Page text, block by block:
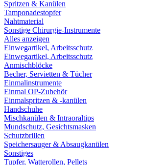
Spritzen & Kanülen
Tamponadestopfer
Nahtmaterial
Sonstige Chirurgie-Instrumente
Alles anzeigen
Einwegartikel, Arbeitsschutz
Einwegartikel, Arbeitsschutz
Anmischblöcke
Becher, Servietten & Tücher
Einmalinstrumente
Einmal OP-Zubehör
Einmalspritzen & -kanülen
Handschuhe
Mischkanülen & Intraoraltips
Mundschutz, Gesichtsmasken
Schutzbrillen
Speichersauger & Absaugkanülen
Sonstiges
Tupfer, Watterollen, Pellets